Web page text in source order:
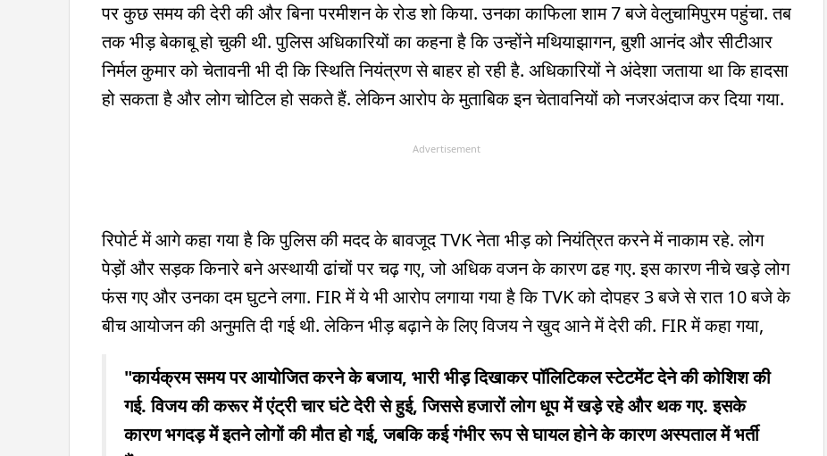
पर कुछ समय की देरी की और बिना परमीशन के रोड शो किया. उनका काफिला शाम 7 बजे वेलुचामिपुरम पहुंचा. तब
तक भीड़ बेकाबू हो चुकी थी. पुलिस अधिकारियों का कहना है कि उन्होंने मथियाझागन, बुशी आनंद और सीटीआर
निर्मल कुमार को चेतावनी भी दी कि स्थिति नियंत्रण से बाहर हो रही है. अधिकारियों ने अंदेशा जताया था कि हादसा
हो सकता है और लोग चोटिल हो सकते हैं. लेकिन आरोप के मुताबिक इन चेतावनियों को नजरअंदाज कर दिया गया.
Advertisement
रिपोर्ट में आगे कहा गया है कि पुलिस की मदद के बावजूद TVK नेता भीड़ को नियंत्रित करने में नाकाम रहे. लोग
पेड़ों और सड़क किनारे बने अस्थायी ढांचों पर चढ़ गए, जो अधिक वजन के कारण ढह गए. इस कारण नीचे खड़े लोग
फंस गए और उनका दम घुटने लगा. FIR में ये भी आरोप लगाया गया है कि TVK को दोपहर 3 बजे से रात 10 बजे के
बीच आयोजन की अनुमति दी गई थी. लेकिन भीड़ बढ़ाने के लिए विजय ने खुद आने में देरी की. FIR में कहा गया,
"कार्यक्रम समय पर आयोजित करने के बजाय, भारी भीड़ दिखाकर पॉलिटिकल स्टेटमेंट देने की कोशिश की
गई. विजय की करूर में एंट्री चार घंटे देरी से हुई, जिससे हजारों लोग धूप में खड़े रहे और थक गए. इसके
कारण भगदड़ में इतने लोगों की मौत हो गई, जबकि कई गंभीर रूप से घायल होने के कारण अस्पताल में भर्ती